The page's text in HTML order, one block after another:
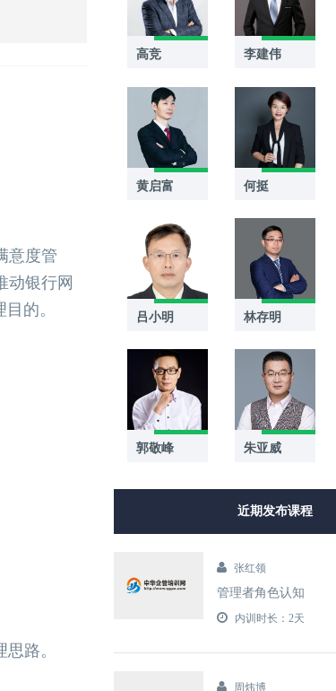
意度管
动银行网
的。
路。
高竞 李建伟
黄启富 何挺
吕小明 林存明
郭敬峰 朱亚威
近期发布课程
张红领
管理者角色认知
内训时长：2天
周炜博